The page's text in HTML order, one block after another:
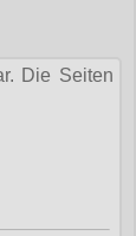
Die Seiten